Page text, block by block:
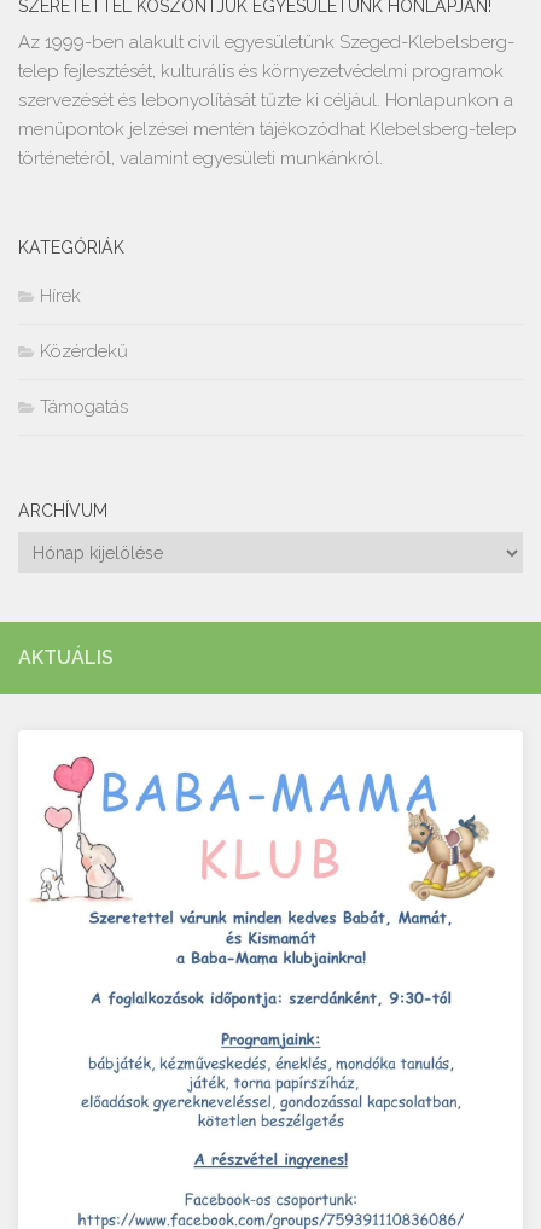
SZERETETTEL KÖSZÖNTJÜK EGYESÜLETÜNK HONLAPJÁN!
Az 1999-ben alakult civil egyesületünk Szeged-Klebelsberg-
telep fejlesztését, kulturális és környezetvédelmi programok
szervezését és lebonyolítását tűzte ki céljául. Honlapunkon a
menüpontok jelzései mentén tájékozódhat Klebelsberg-telep
történetéről, valamint egyesületi munkánkról.
KATEGÓRIÁK
Hírek
Közérdekű
Támogatás
ARCHÍVUM
Archívum
AKTUÁLIS